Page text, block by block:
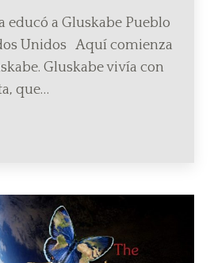
educó a Gluskabe Pueblo
Unidos Aquí comienza
Gluskabe vivía con
que…